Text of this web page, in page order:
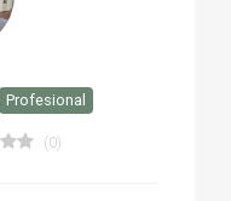
Profesional
(0)